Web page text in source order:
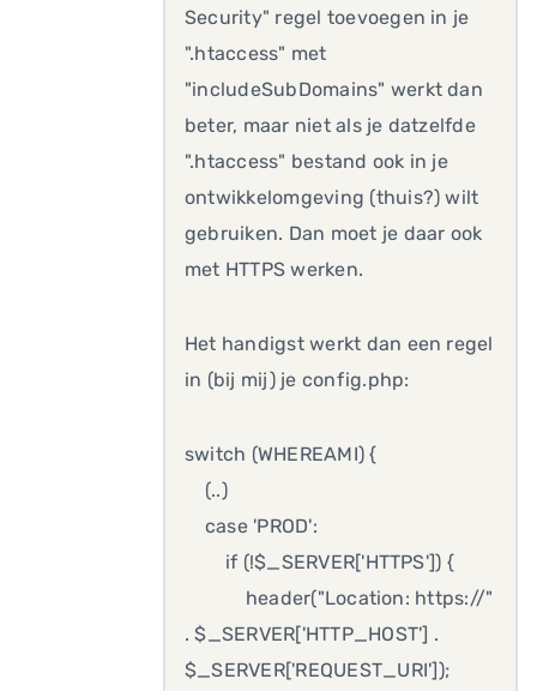
Security" regel toevoegen in je
".htaccess" met
"includeSubDomains" werkt dan
beter, maar niet als je datzelfde
".htaccess" bestand ook in je
ontwikkelomgeving (thuis?) wilt
gebruiken. Dan moet je daar ook
met HTTPS werken.
Het handigst werkt dan een regel
in (bij mij) je config.php:
switch (WHEREAMI) {
(..)
case 'PROD':
if (!$_SERVER['HTTPS']) {
header("Location: https://"
. $_SERVER['HTTP_HOST'] .
$_SERVER['REQUEST_URI']);